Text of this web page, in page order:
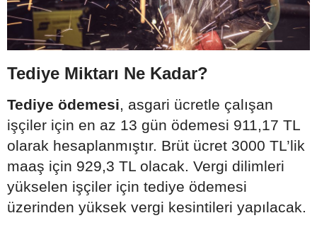
Tediye Miktarı Ne Kadar?
Tediye ödemesi, asgari ücretle çalışan
işçiler için en az 13 gün ödemesi 911,17 TL
olarak hesaplanmıştır. Brüt ücret 3000 TL’lik
maaş için 929,3 TL olacak. Vergi dilimleri
yükselen işçiler için tediye ödemesi
üzerinden yüksek vergi kesintileri yapılacak.